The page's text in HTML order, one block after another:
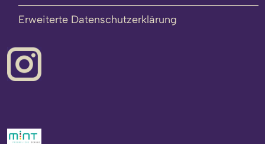
Erweiterte Datenschutzerklärung